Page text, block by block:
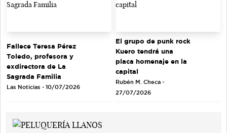
Fallece Teresa Pérez
Toledo, profesora y
exdirectora de La
Sagrada Familia
Las Noticias - 10/07/2026
El grupo de punk rock
Kuero tendrá una
placa homenaje en la
capital
Rubén M. Checa -
27/07/2026